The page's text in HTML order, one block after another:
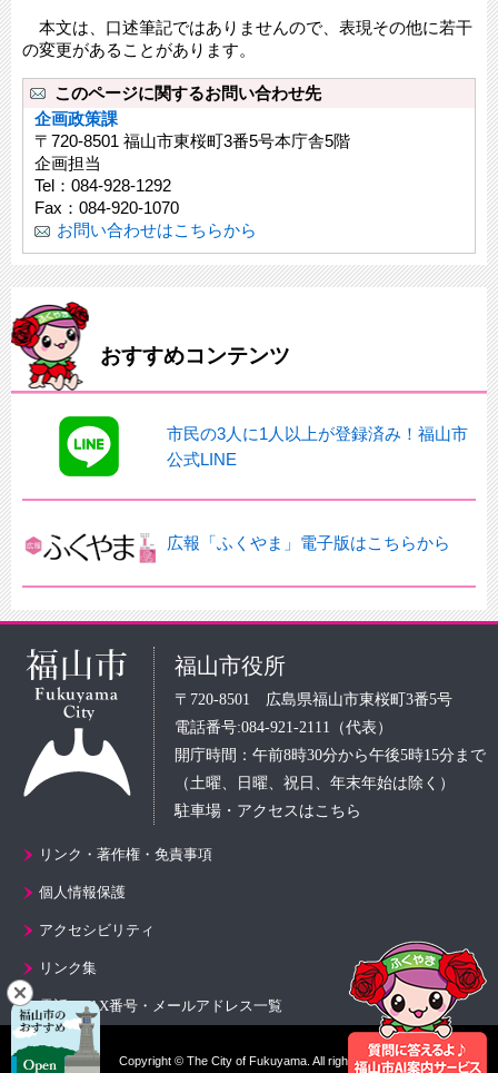
本文は、口述筆記ではありませんので、表現その他に若干
の変更があることがあります。
このページに関するお問い合わせ先
企画政策課
〒720-8501 福山市東桜町3番5号本庁舎5階
企画担当
Tel：084-928-1292
Fax：084-920-1070
お問い合わせはこちらから
おすすめコンテンツ
市民の3人に1人以上が登録済み！福山市
公式LINE
広報「ふくやま」電子版はこちらから
福山市役所
〒720-8501 広島県福山市東桜町3番5号
電話番号:084-921-2111（代表）
開庁時間：午前8時30分から午後5時15分まで
（土曜、日曜、祝日、年末年始は除く）
駐車場・アクセスはこちら
リンク・著作権・免責事項
個人情報保護
アクセシビリティ
リンク集
電話・FAX番号・メールアドレス一覧
Copyright © The City of Fukuyama. All rights reserved.